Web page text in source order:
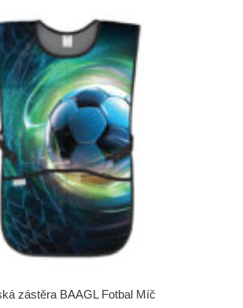
zástěra BAAGL Fotbal Míč